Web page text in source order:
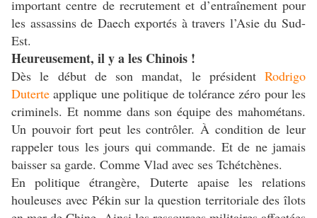
important centre de recrutement et d’entraînement pour
les assassins de Daech exportés à travers l’Asie du Sud-
Est.
Heureusement, il y a les Chinois !
Dès le début de son mandat, le président Rodrigo
Duterte applique une politique de tolérance zéro pour les
criminels. Et nomme dans son équipe des mahométans.
Un pouvoir fort peut les contrôler. À condition de leur
rappeler tous les jours qui commande. Et de ne jamais
baisser sa garde. Comme Vlad avec ses Tchétchènes.
En politique étrangère, Duterte apaise les relations
houleuses avec Pékin sur la question territoriale des îlots